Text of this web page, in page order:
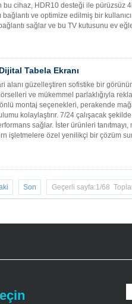
cihaz, HDR10 desteği ile pürüzsüz
ve optimize edilmiş bir
sağlar ve bu TV kutusunu ev
Tabela Ekranı
alanı güzelleştiren sofistike bir
ve mükemmel parlaklığıyla
montaj seçenekleri, perakende
kolaylaştırır. 7/24 çalışacak
sağlar. İster ürünleri
işletmelere özel yenilikçi bir çözüm
Son Geçerli sayfa:1/68